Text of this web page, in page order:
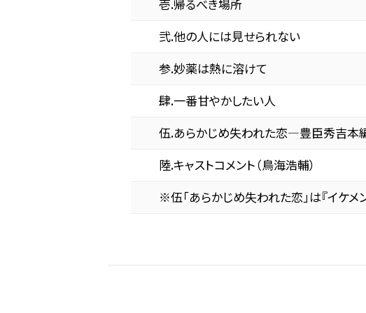
壱.帰るべき場所
弐.他の人には見せられない
参.妙薬は熱に溶けて
肆.一番甘やかしたい人
伍.あらかじめ失われた恋―豊臣秀吉本
陸.キャストコメント（鳥海浩輔）
※伍「あらかじめ失われた恋」は『イケ